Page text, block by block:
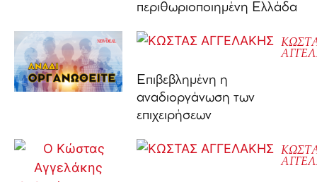
περιθωριοποιημένη Ελλάδα
Επιβεβλημένη η
αναδιοργάνωση των
επιχειρήσεων